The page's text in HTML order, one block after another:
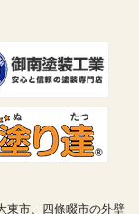
東市、四條畷市の外壁